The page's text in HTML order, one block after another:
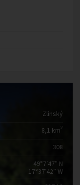
Zlínský
8,1 km2
308
49°7′47″ N
17°37′42″ W